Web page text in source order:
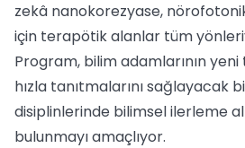
zekâ nanokorezyase,
için terapötik alanlar tüm
Program, bilim adamlarının
hızla tanıtmalarını sağlayacak
disiplinlerinde bilimsel ilerleme
bulunmayı amaçlıyor.